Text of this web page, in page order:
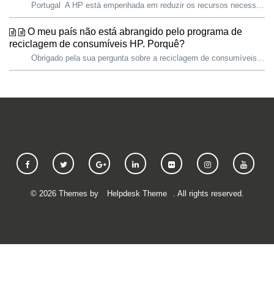
Portugal A HP está empenhada em reduzir os recursos necessários para produzir e utilizar os nossos produtos. Além do design, isto inclui a oferta de progr...
O meu país não está abrangido pelo programa de
reciclagem de consumíveis HP. Porquê?
Obrigado pela sua pergunta sobre a reciclagem de consumíveis de impressão HP. Agradecemos a sua preocupação e o seu desejo de eliminar os seus tinteiros de ...
© 2026Themes by Helpdesk Theme . All rights reserved.